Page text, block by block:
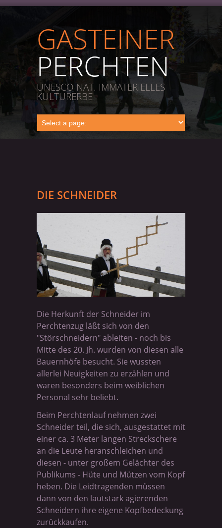
GASTEINER
PERCHTEN
UNESCO NAT. IMMATERIELLES
KULTURERBE
DIE SCHNEIDER
Die Herkunft der Schneider im
Perchtenzug läßt sich von den
"Störschneidern" ableiten - noch bis
Mitte des 20. Jh. wurden von diesen alle
Bauernhöfe besucht. Sie wussten
allerlei Neuigkeiten zu erzählen und
waren besonders beim weiblichen
Personal sehr beliebt.
Beim Perchtenlauf nehmen zwei
Schneider teil, die sich, ausgestattet mit
einer ca. 3 Meter langen Streckschere
an die Leute heranschleichen und
diesen - unter großem Gelächter des
Publikums - Hüte und Mützen vom Kopf
heben. Die Leidtragenden müssen
dann von den lautstark agierenden
Schneidern ihre eigene Kopfbedeckung
zurückkaufen.